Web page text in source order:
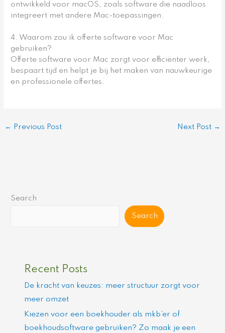
ontwikkeld voor macOS, zoals software die naadloos
integreert met andere Mac-toepassingen.
4. Waarom zou ik offerte software voor Mac
gebruiken?
Offerte software voor Mac zorgt voor efficiënter werk,
bespaart tijd en helpt je bij het maken van nauwkeurige
en professionele offertes.
← Previous Post Next Post →
Search
Search
Recent Posts
De kracht van keuzes: meer structuur zorgt voor
meer omzet
Kiezen voor een boekhouder als mkb’er of
boekhoudsoftware gebruiken? Zo maak je een